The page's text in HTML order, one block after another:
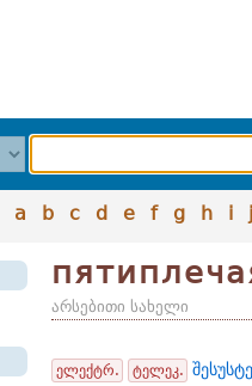
a b c d e f g h i j
არსებითი სახელი
ელექტრ. ტელეკ.